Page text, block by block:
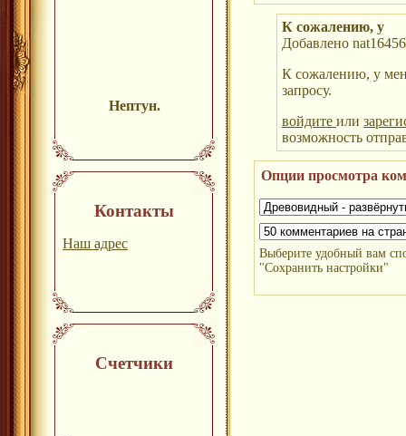
Нептун.
Контакты
Наш адрес
Счетчики
К сожалению, у
Добавлено
К сожалению, у
запросу.
войдите или
возможность
Опции просмотра
Выберите удобный вам
"Сохранить настройки"